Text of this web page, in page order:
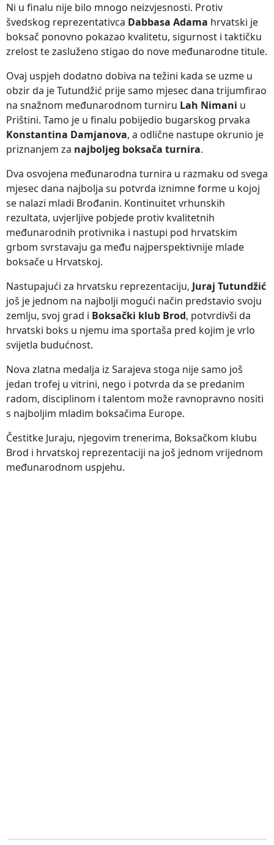
Ni u finalu nije bilo mnogo neizvjesnosti. Protiv
švedskog reprezentativca Dabbasa Adama hrvatski je
boksač ponovno pokazao kvalitetu, sigurnost i taktičku
zrelost te zasluženo stigao do nove međunarodne titule.
Ovaj uspjeh dodatno dobiva na težini kada se uzme u
obzir da je Tutundžić prije samo mjesec dana trijumfirao
na snažnom međunarodnom turniru Lah Nimani u
Prištini. Tamo je u finalu pobijedio bugarskog prvaka
Konstantina Damjanova, a odlične nastupe okrunio je
priznanjem za najboljeg boksača turnira.
Dva osvojena međunarodna turnira u razmaku od svega
mjesec dana najbolja su potvrda iznimne forme u kojoj
se nalazi mladi Brođanin. Kontinuitet vrhunskih
rezultata, uvjerljive pobjede protiv kvalitetnih
međunarodnih protivnika i nastupi pod hrvatskim
grbom svrstavaju ga među najperspektivnije mlade
boksače u Hrvatskoj.
Nastupajući za hrvatsku reprezentaciju, Juraj Tutundžić
još je jednom na najbolji mogući način predstavio svoju
zemlju, svoj grad i Boksački klub Brod, potvrdivši da
hrvatski boks u njemu ima sportaša pred kojim je vrlo
svijetla budućnost.
Nova zlatna medalja iz Sarajeva stoga nije samo još
jedan trofej u vitrini, nego i potvrda da se predanim
radom, disciplinom i talentom može ravnopravno nositi
s najboljim mladim boksačima Europe.
Čestitke Juraju, njegovim trenerima, Boksačkom klubu
Brod i hrvatskoj reprezentaciji na još jednom vrijednom
međunarodnom uspjehu.